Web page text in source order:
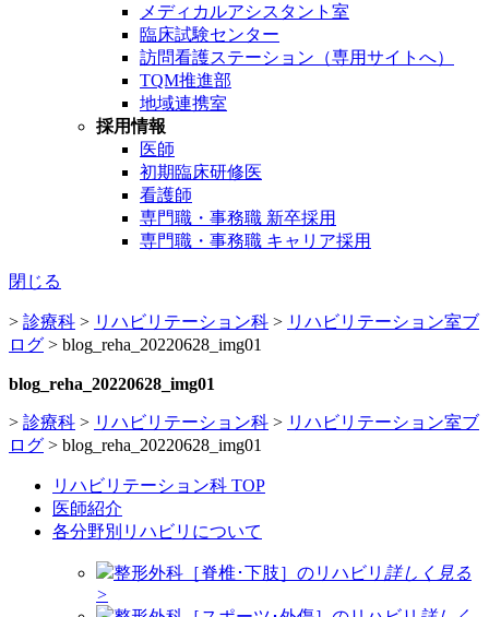
メディカルアシスタント室
臨床試験センター
訪問看護ステーション（専用サイトへ）
TQM推進部
地域連携室
採用情報
医師
初期臨床研修医
看護師
専門職・事務職 新卒採用
専門職・事務職 キャリア採用
閉じる
> 診療科 > リハビリテーション科 > リハビリテーション室ブ
ログ > blog_reha_20220628_img01
blog_reha_20220628_img01
> 診療科 > リハビリテーション科 > リハビリテーション室ブ
ログ > blog_reha_20220628_img01
リハビリテーション科 TOP
医師紹介
各分野別リハビリについて
整形外科［脊椎･下肢］のリハビリ 詳しく見る
>